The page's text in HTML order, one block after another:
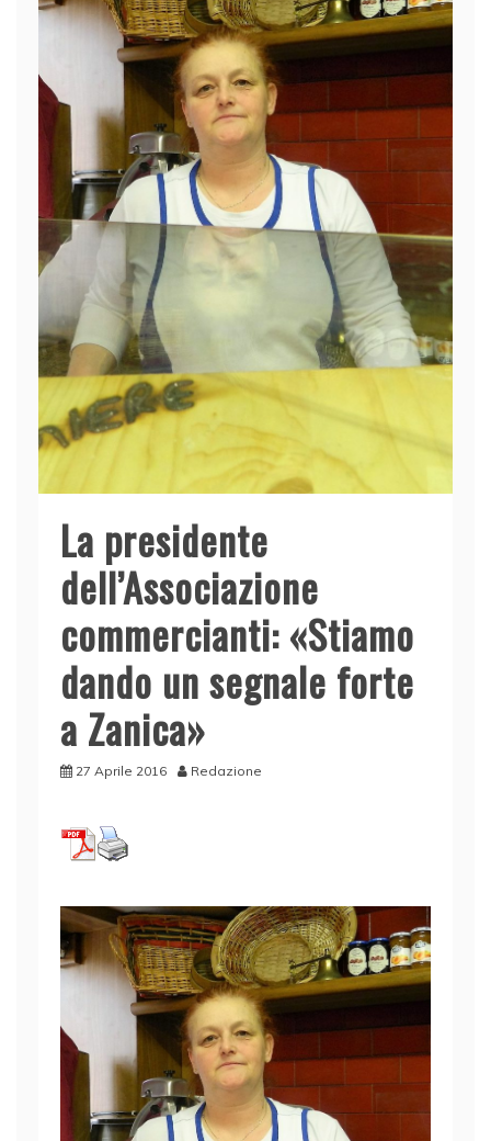
La presidente
dell’Associazione
commercianti: «Stiamo
dando un segnale forte
a Zanica»
27 Aprile 2016 Redazione